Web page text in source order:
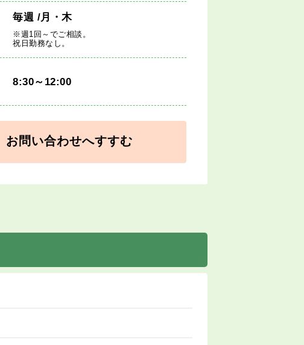
毎週 /月・木
※週1回～でご相談。
祝日勤務なし。
8:30～12:00
お問い合わせへすすむ